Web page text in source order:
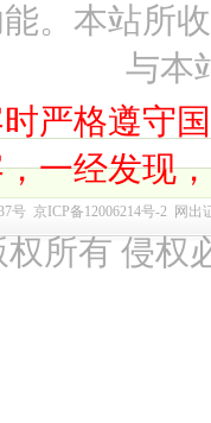
能。本站所
与本
严格遵守
一经发现
号 京ICP备12006214号-2 网出
所有 侵权